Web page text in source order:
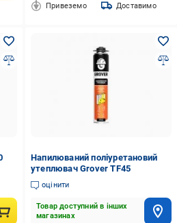
Привеземо Доставимо
Напилюваний поліуретановий
утеплювач Grover TF45
оцінити
Товар доступний в інших
магазинах